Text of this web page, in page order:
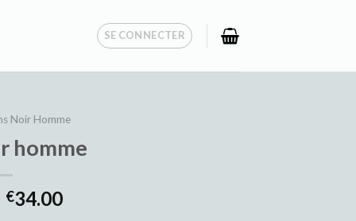
SE CONNECTER
Noir Homme
homme
€34.00